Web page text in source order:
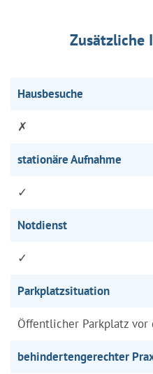
Zusätzliche
Hausbesuche
✗
stationäre Aufnahme
✓
Notdienst
✓
Parkplatzsituation
Öffentlicher Parkplatz vor
behindertengerechter